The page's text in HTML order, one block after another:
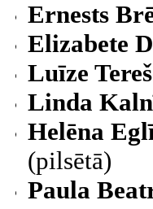
Ernests
Elizabete
Luīze
Linda
Helēna
(pilsētā)
Paula